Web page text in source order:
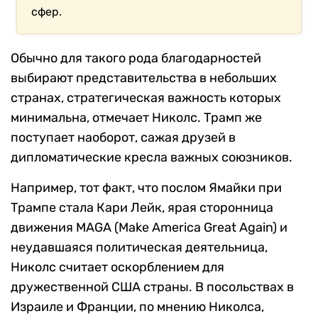
сфер.
Обычно для такого рода благодарностей
выбирают представительства в небольших
странах, стратегическая важность которых
минимальна, отмечает Николс. Трамп же
поступает наоборот, сажая друзей в
дипломатические кресла важных союзников.
Например, тот факт, что послом Ямайки при
Трампе стала Кари Лейк, ярая сторонница
движения MAGA (Make America Great Again) и
неудавшаяся политическая деятельница,
Николс считает оскорблением для
дружественной США страны. В посольствах в
Израиле и Франции, по мнению Николса,